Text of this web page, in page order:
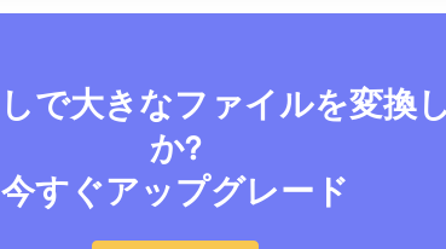
で大きなファイルを変換
か?
今すぐアップグレード